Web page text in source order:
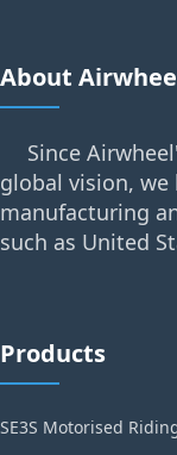
About
Since
global vision, we
manufacturing
such as United
Products
SE3S Motorised